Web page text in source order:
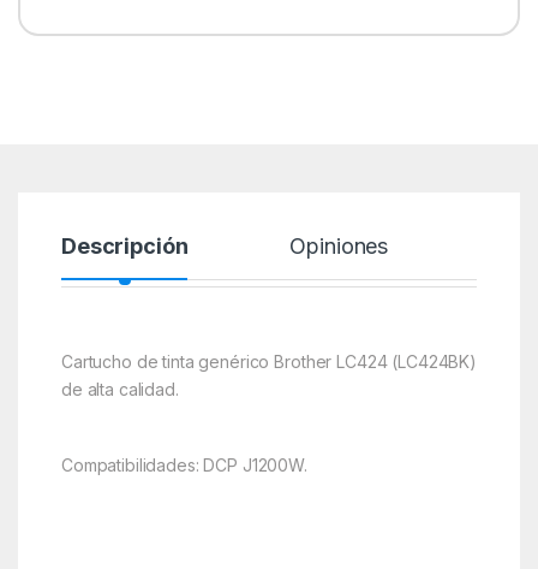
Descripción Opiniones
Cartucho de tinta genérico Brother LC424 (LC424BK)
de alta calidad.
Compatibilidades: DCP J1200W.